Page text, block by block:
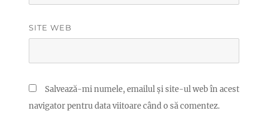
SITE WEB
Salvează-mi numele, emailul și site-ul web în acest
navigator pentru data viitoare când o să comentez.